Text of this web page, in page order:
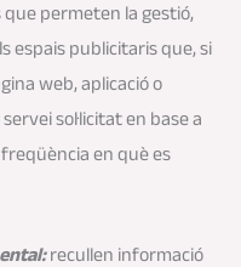
que permeten la gestió,
espais publicitaris que, si
web, aplicació o
sol·licitat en base a
en què es
recullen informació